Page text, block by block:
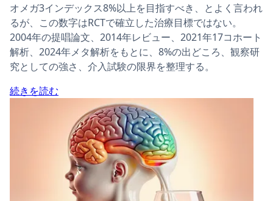
オメガ3インデックス8%以上を目指すべき、とよく言われ
るが、この数字はRCTで確立した治療目標ではない。
2004年の提唱論文、2014年レビュー、2021年17コホート
解析、2024年メタ解析をもとに、8%の出どころ、観察研
究としての強さ、介入試験の限界を整理する。
続きを読む